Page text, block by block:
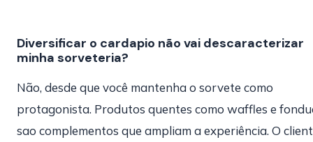
Diversificar o cardapio não vai descaracterizar
minha sorveteria?
Não, desde que você mantenha o sorvete como
protagonista. Produtos quentes como waffles e
sao complementos que ampliam a experiência. O